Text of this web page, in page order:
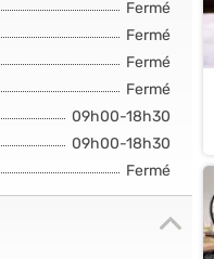
Fermé
Fermé
Fermé
Fermé
09h00-18h30
09h00-18h30
Fermé